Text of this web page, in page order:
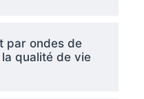
par ondes de
qualité de vie